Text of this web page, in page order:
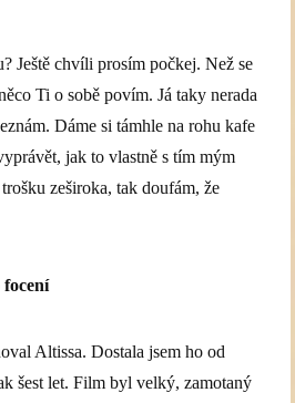
Ještě chvíli prosím počkej. Než se
Ti o sobě povím. Já taky nerada
Dáme si támhle na rohu kafe
jak to vlastně s tím mým
zeširoka, tak doufám, že
focení
Altissa. Dostala jsem ho od
šest let. Film byl velký, zamotaný